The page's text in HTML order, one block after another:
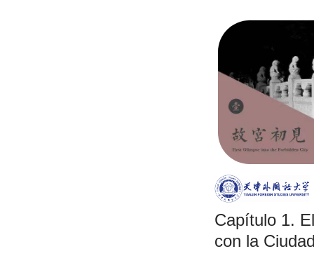
Capítulo 1.
con la